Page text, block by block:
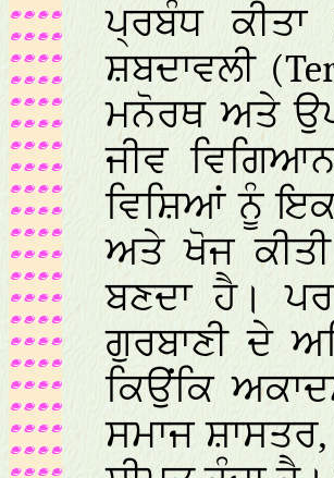
ਪ੍ਰਬੰਧ
ਸ਼ਬਦਾਵਲੀ
ਮਨੋਰਥ ਅਤੇ
ਜੀਵ
ਵਿਸ਼ਿਆਂ ਨੂੰ
ਅਤੇ ਖੋਜ
ਬਣਦਾ ਹੈ।
ਗੁਰਬਾਣੀ ਦੇ
ਕਿਉਂਕਿ
ਸਮਾਜ